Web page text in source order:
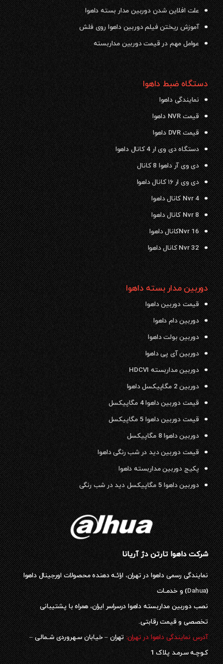
علت افلاین شدن دوربین مدار بسته داهوا
آموزش ریختن فیلم دوربین داهوا روی فلش
عوامل مهم در قیمت دوربین مداربسته
دستگاه ضبط داهوا
نمایندگی داهوا
قیمت NVR داهوا
قیمت DVR داهوا
دستگاه دی وی ار 4 کانال داهوا
دی وی آر داهوا 8 کانال
دی وی ار ۱۶ کانال داهوا
Nvr 4 کانال داهوا
Nvr 8 کانال داهوا
Nvr 16کانال داهوا
Nvr 32 کانال داهوا
دوربین مدار بسته داهوا
قیمت دوربین داهوا
دوربین دام داهوا
دوربین بولت داهوا
دوربین آی پی داهوا
دوربین مداربسته HDCVI
دوربین 2 مگاپیکسل داهوا
قیمت دوربین داهوا 4 مگاپیکسل
قیمت دوربین داهوا 5 مگاپیکسل
دوربین داهوا 8 مگاپیکسل
قیمت دوربین دید در شب رنگی داهوا
پکیج دوربین مداربسته داهوا
دوربین داهوا 5 مگاپیکسل دید در شب رنگی
شرکت داهوا تارتن دژ آریانا
نمایندگی رسمی داهوا در تهران، ارائـه دهنده محصولات اورجینال داهوا
(
Dahua) و خدمـات
نصب دوربین مداربسته داهوا درسراسر ایران، همراه با پشتیبانی
تخصصی و قیمت رقابتی.
آدرس نمایندگی داهوا در تهران:تهران – خیابان سـهروردی شـمالی –
کـوچـه سـرمـد پلاک 1